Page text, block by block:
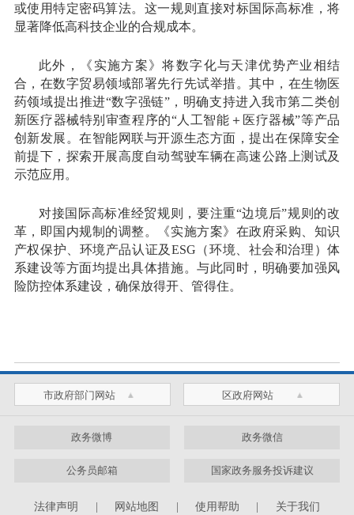
或使用特定密码算法。这一规则直接对标国际高标准，将
显著降低高科技企业的合规成本。
此外，《实施方案》将数字化与天津优势产业相结
合，在数字贸易领域部署先行先试举措。其中，在生物医
药领域提出推进“数字强链”，明确支持进入我市第二类创
新医疗器械特别审查程序的“人工智能＋医疗器械”等产品
创新发展。在智能网联与开源生态方面，提出在保障安全
前提下，探索开展高度自动驾驶车辆在高速公路上测试及
示范应用。
对接国际高标准经贸规则，要注重“边境后”规则的改
革，即国内规制的调整。《实施方案》在政府采购、知识
产权保护、环境产品认证及ESG（环境、社会和治理）体
系建设等方面均提出具体措施。与此同时，明确要加强风
险防控体系建设，确保放得开、管得住。
市政府部门网站 区政府网站
政务微博 政务微信
公务员邮箱 国家政务服务投诉建议
法律声明 | 网站地图 | 使用帮助 | 关于我们